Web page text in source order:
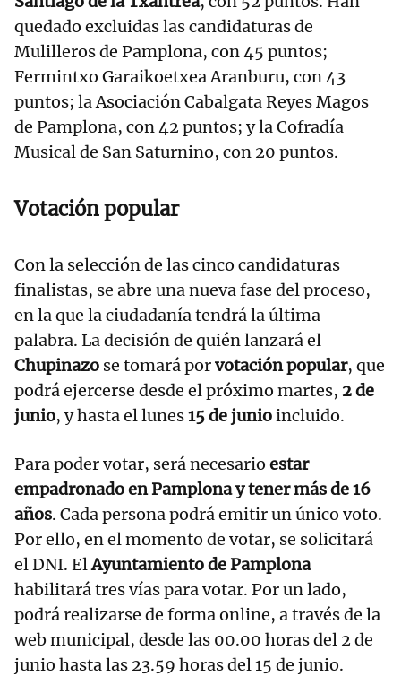
quedado excluidas las candidaturas de
Mulilleros de Pamplona, con 45 puntos;
Fermintxo Garaikoetxea Aranburu, con 43
puntos; la Asociación Cabalgata Reyes Magos
de Pamplona, con 42 puntos; y la Cofradía
Musical de San Saturnino, con 20 puntos.
Votación popular
Con la selección de las cinco candidaturas
finalistas, se abre una nueva fase del proceso,
en la que la ciudadanía tendrá la última
palabra. La decisión de quién lanzará el
Chupinazo se tomará porvotación popular, que
podrá ejercerse desde el próximo martes, 2 de
junio, y hasta el lunes15 de junioincluido.
Para poder votar, será necesario estar
empadronado en Pamplona y tener más de 16
años. Cada persona podrá emitir un único voto.
Por ello, en el momento de votar, se solicitará
el DNI. ElAyuntamiento de Pamplona
habilitará tres vías para votar. Por un lado,
podrá realizarse de forma online, a través de la
web municipal, desde las 00.00 horas del 2 de
junio hasta las 23.59 horas del 15 de junio.